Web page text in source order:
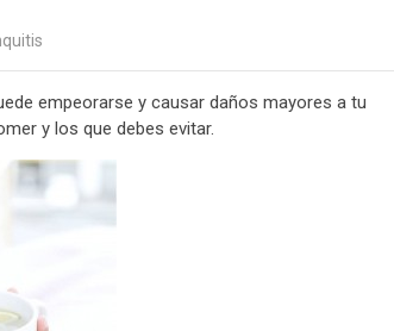
empeorarse y causar daños mayores a tu
y los que debes evitar.